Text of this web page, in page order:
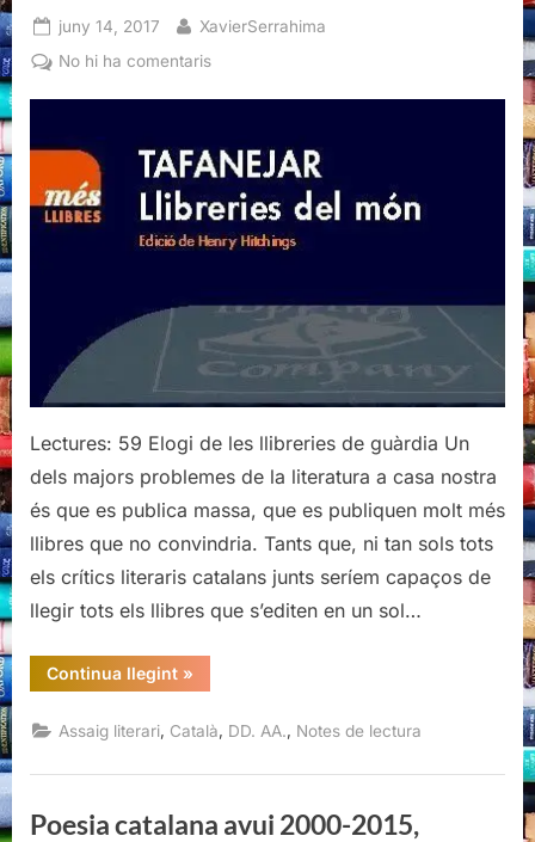
Posted
on
juny 14, 2017 By
XavierSerrahima
No hi ha comentarisa
món,
Diversos
autors
Lectures: 59 Elogi de les llibreries de guàrdia Un
dels majors problemes de la literatura a casa nostra
és que es publica massa, que es publiquen molt més
llibres que no convindria. Tants que, ni tan sols tots
els crítics literaris catalans junts seríem capaços de
llegir tots els llibres que s’editen en un sol…
Continua llegint“Tafanejar.
Llibreries
món,
Diversos
»
Assaig literari Català DD. AA. Notes de lectura
Poesia catalana avui 2000-2015,